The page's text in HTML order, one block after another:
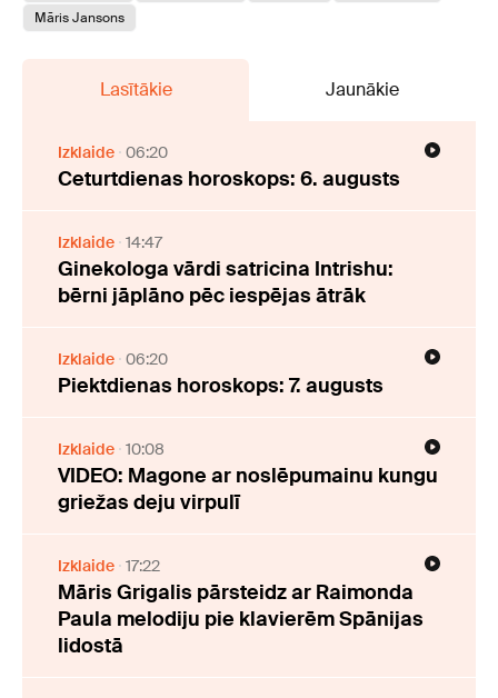
Māris Jansons
Lasītākie Jaunākie
Izklaide 06:20
Ceturtdienas horoskops: 6. augusts
Izklaide 14:47
Ginekologa vārdi satricina Intrishu:
bērni jāplāno pēc iespējas ātrāk
Izklaide 06:20
Piektdienas horoskops: 7. augusts
Izklaide 10:08
VIDEO: Magone ar noslēpumainu kungu
griežas deju virpulī
Izklaide 17:22
Māris Grigalis pārsteidz ar Raimonda
Paula melodiju pie klavierēm Spānijas
lidostā